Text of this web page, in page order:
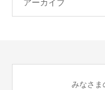
みなさま